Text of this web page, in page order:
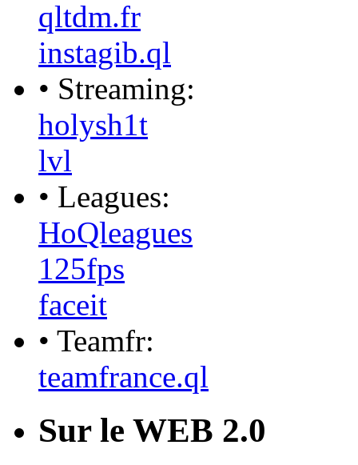
qltdm.fr
instagib.ql
• Streaming:
holysh1t
lvl
• Leagues:
HoQleagues
125fps
faceit
• Teamfr:
teamfrance.ql
Sur le WEB 2.0